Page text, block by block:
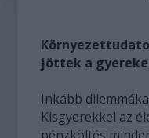
jöttek a
Inkább
Kisgyerekkel az